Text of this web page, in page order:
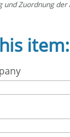
Zuordnung
item: